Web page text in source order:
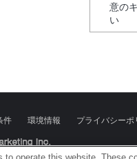
意の
い
件 環境情報 プライバシーポ
Inc.